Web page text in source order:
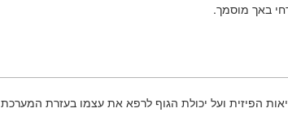
באך מוסמך.
הפיזית ועל יכולת הגוף לרפא את עצמו בעזרת המערכת